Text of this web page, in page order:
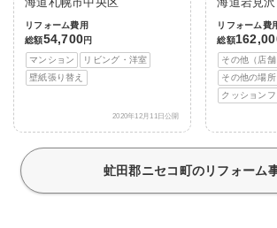
海道札幌市中央区
リフォーム費用
総額54,700円
マンション
リビング・洋室
壁紙張り替え
2020年12月11日公開
海道岩見沢
リフォーム費
総額
その他（店舗
その他の場所
クッションフ
虻田郡ニセコ町のリフォーム